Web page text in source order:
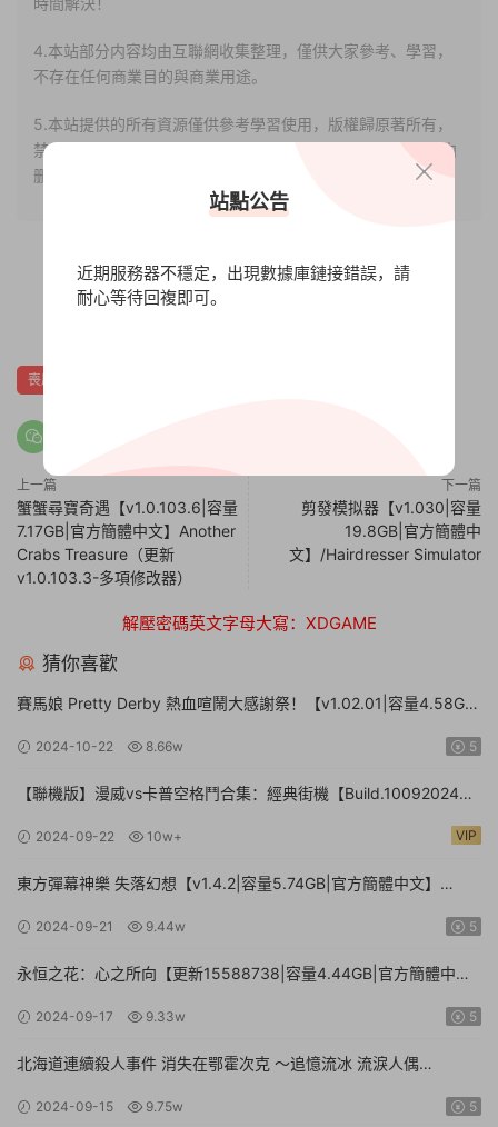
4.本站部分内容均由互聯網收集整理，僅供大家參考、學習，
不存在任何商業目的與商業用途。
5.本站提供的所有資源僅供參考學習使用，版權歸原著所有，
禁止下載本站資源參與任何商業和非法行爲，請于24小時之内
删除!
喪屍
上一篇
蟹蟹尋寶奇遇【v1.0.103.6|容量
7.17GB|官方簡體中文】Another
Crabs Treasure（更新
v1.0.103.3-多項修改器）
下一篇
剪發模拟器【v1.030|容量
19.8GB|官方簡體中
文】/Hairdresser Simulator
解壓密碼英文字母大寫：XDGAME
猜你喜歡
賽馬娘 Pretty Derby 熱血喧鬧大感謝祭！【v1.02.01|容量4.58GB|
2024-10-22 8.66w 5
【聯機版】漫威vs卡普空格鬥合集：經典街機【Build.10092024聯
Collection: Arcade Classics
2024-09-22 10w+ VIP
東方彈幕神樂 失落幻想【v1.4.2|容量5.74GB|官方簡體中文】
2024-09-21 9.44w 5
永恒之花：心之所向【更新15588738|容量4.44GB|官方簡體中
2024-09-17 9.33w 5
北海道連續殺人事件 消失在鄂霍次克 ～追憶流冰 流淚人偶
Serial Murder Case The Okhotsk Disappearance ~Memories in
2024-09-15 9.75w 5
站點公告
近期服務器不穩定，出現數據庫鏈接錯誤，請
耐心等待回複即可。